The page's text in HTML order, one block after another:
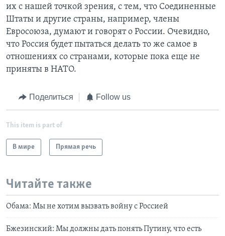
их с нашей точкой зрения, с тем, что Соединенные
Штаты и другие страны, например, члены
Евросоюза, думают и говорят о России. Очевидно,
что Россия будет пытаться делать то же самое в
отношениях со странами, которые пока еще не
приняты в НАТО.
Поделиться Follow us
This item is part of
В мире Прямая речь
Читайте также
Обама: Мы не хотим вызвать войну с Россией
Бжезинский: Мы должны дать понять Путину, что есть